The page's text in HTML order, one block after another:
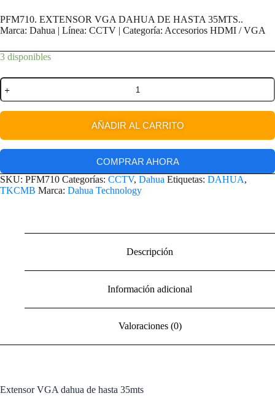
PFM710. EXTENSOR VGA DAHUA DE HASTA 35MTS..
Marca: Dahua | Línea: CCTV | Categoría: Accesorios HDMI / VGA
3 disponibles
AÑADIR AL CARRITO
COMPRAR AHORA
SKU: PFM710 Categorías: CCTV, Dahua Etiquetas: DAHUA,
TKCMB Marca: Dahua Technology
Descripción
Información adicional
Valoraciones (0)
Extensor VGA dahua de hasta 35mts